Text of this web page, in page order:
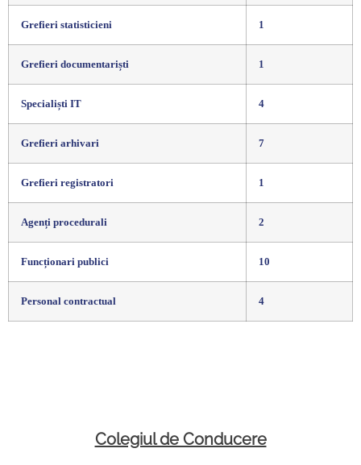
Grefieri statisticieni 1
Grefieri documentariști 1
Specialiști IT 4
Grefieri arhivari 7
Grefieri registratori 1
Agenți procedurali 2
Funcționari publici 10
Personal contractual 4
Colegiul de Conducere